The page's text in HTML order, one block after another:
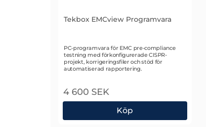
Tekbox EMCview Programvara
Art. nr 2053
PC-programvara för EMC pre-compliance
testning med förkonfigurerade CISPR-
projekt, korrigeringsfiler och stöd för
automatiserad rapportering.
4 600 SEK
Köp
Tekbox EMCview Programvara